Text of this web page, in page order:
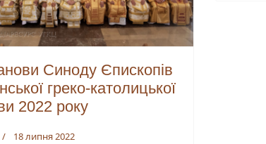
Синоду Єпископів
греко-католицької
2022 року
18 липня 2022